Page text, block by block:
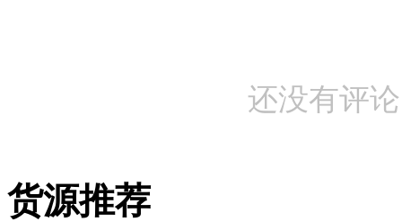
还没有评
货源推荐